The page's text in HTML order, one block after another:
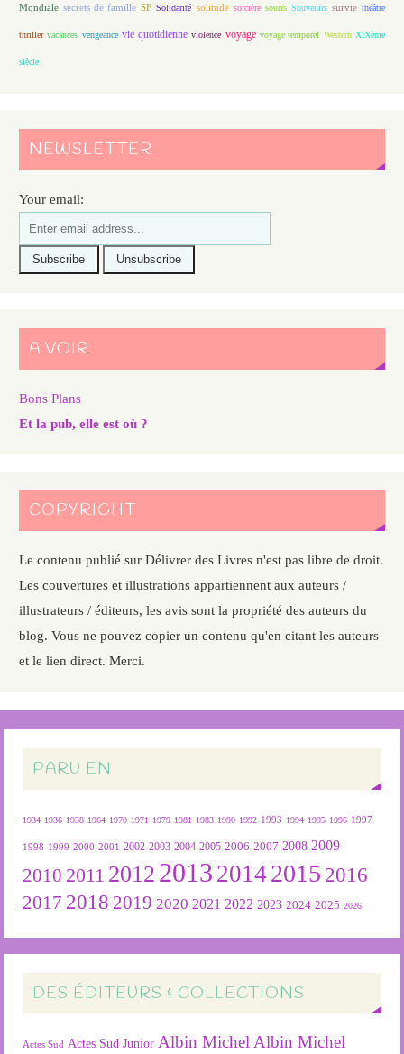
Mondiale secrets de famille SF Solidarité solitude sorcière souris Souvenirs survie théâtre
thriller vacances vengeance vie quotidienne violence voyage voyage temporel Western XIXème
siècle
NEWSLETTER
Your email:
A VOIR
Bons Plans
Et la pub, elle est où ?
COPYRIGHT
Le contenu publié sur Délivrer des Livres n'est pas libre de droit.
Les couvertures et illustrations appartiennent aux auteurs /
illustrateurs / éditeurs, les avis sont la propriété des auteurs du
blog. Vous ne pouvez copier un contenu qu'en citant les auteurs
et le lien direct. Merci.
PARU EN
1934 1936 1938 1964 1970 1971 1979 1981 1983 1990 1992 1993 1994 1995 1996 1997
1998 1999 2000 2001 2002 2003 2004 2005 2006 2007 2008 2009
2010 2011 2012 2013 2014 2015 2016
2017 2018 2019 2020 2021 2022 2023 2024 2025 2026
DES ÉDITEURS & COLLECTIONS
Actes Sud Actes Sud Junior Albin Michel Albin Michel